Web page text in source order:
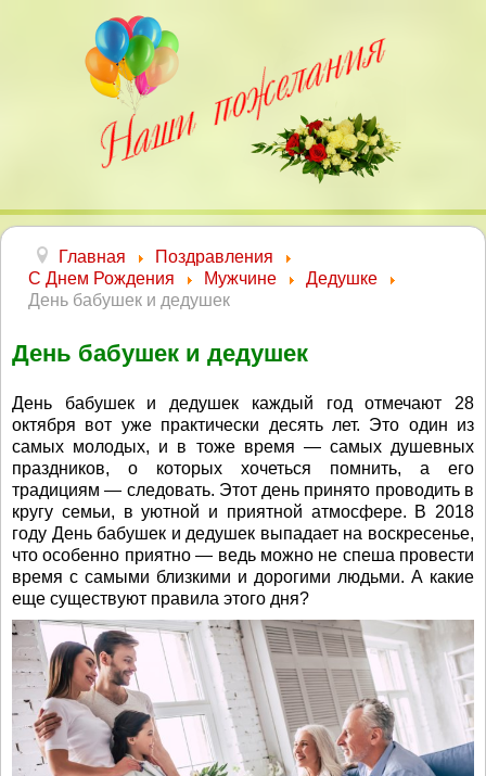
Главная
Поздравления
С Днем Рождения
Мужчине
Дедушке
День бабушек и дедушек
День бабушек и дедушек
День бабушек и дедушек каждый год отмечают 28
октября вот уже практически десять лет. Это один из
самых молодых, и в тоже время — самых душевных
праздников, о которых хочеться помнить, а его
традициям — следовать. Этот день принято проводить в
кругу семьи, в уютной и приятной атмосфере. В 2018
году День бабушек и дедушек выпадает на воскресенье,
что особенно приятно — ведь можно не спеша провести
время с самыми близкими и дорогими людьми. А какие
еще существуют правила этого дня?